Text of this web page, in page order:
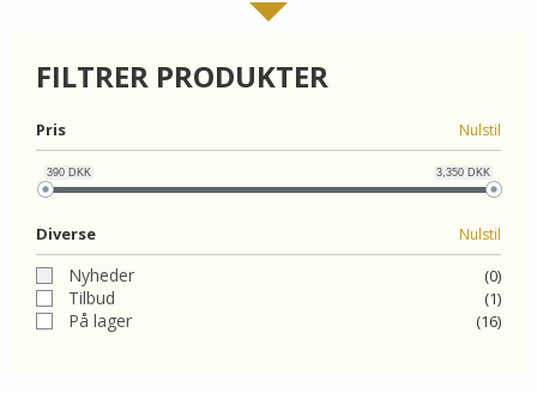
NYHEDER
TILBUD
PROFIL
VILKÅR
SØGNING
FILTRER PRODUKTER
Pris Nulstil
390 DKK 3,350 DKK
Diverse Nulstil
Nyheder (0)
Tilbud (1)
På lager (16)